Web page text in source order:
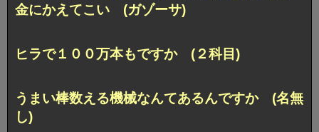
金にかえてこい (ガゾーサ)
ヒラで１００万本もですか (２科目)
うまい棒数える機械なんてあるんですか (名無
し)